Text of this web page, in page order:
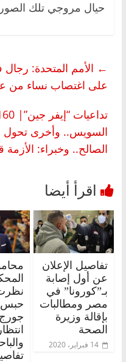
حيال مروجي تلك
← الأمم المتحدة: رجال
على اغتصاب نساء من
السويس.. وأخرى تحول
الصالح.. وخبراء:
تفاصيل الإعلان
عن أول إصابة
بـ”كورونا” في
مصر ومطالبات
بإقالة وزيرة
الصحة
14 فبراير، 2020
حبس